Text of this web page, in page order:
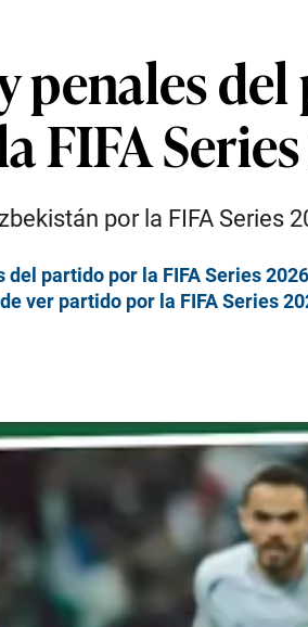
penales
FIFA
por la FIFA Series
partido por la FIFA Series 2026
ver partido por la FIFA Series